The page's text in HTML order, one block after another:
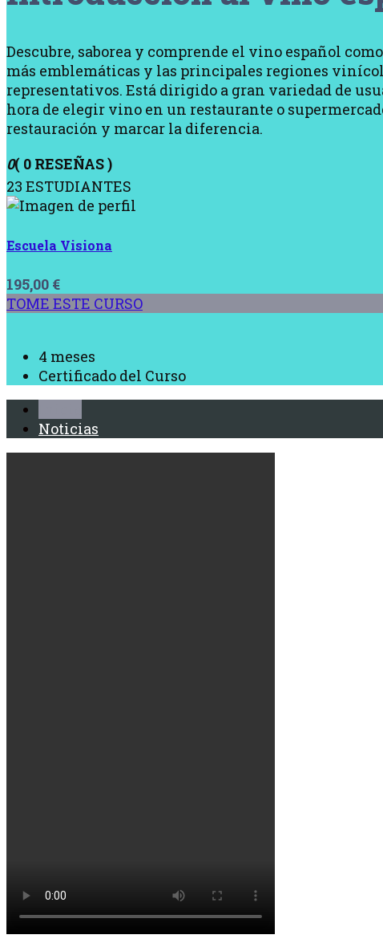
Descubre, saborea y comprende el vino español
más emblemáticas y las principales regiones
representativos. Está dirigido a gran variedad de
hora de elegir vino en un restaurante o
restauración y marcar la diferencia.
0( 0 RESEÑAS )
23 ESTUDIANTES
Escuela Visiona
195,00 €
TOME ESTE CURSO
4 meses
Certificado del Curso
Noticias